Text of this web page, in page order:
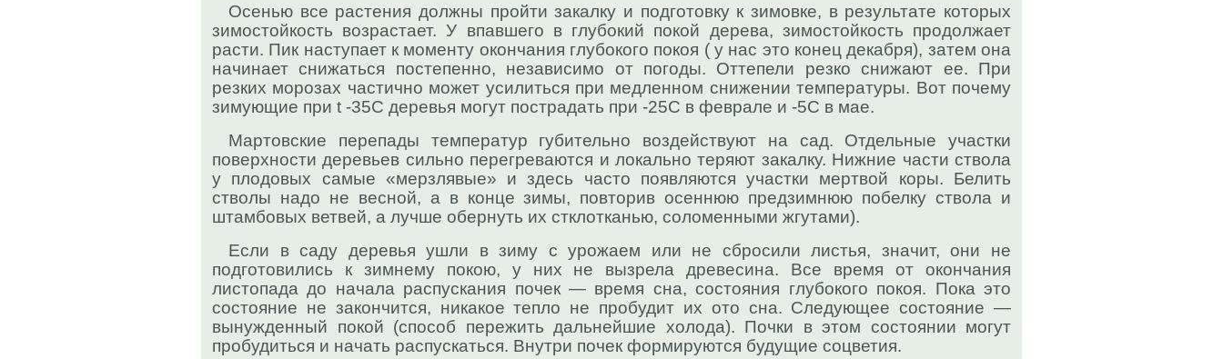
Осенью все растения должны пройти закалку и подготовку к зимовке, в результате которых
зимостойкость возрастает. У впавшего в глубокий покой дерева, зимостойкость продолжает
расти. Пик наступает к моменту окончания глубокого покоя ( у нас это конец декабря), затем она
начинает снижаться постепенно, независимо от погоды. Оттепели резко снижают ее. При
резких морозах частично может усилиться при медленном снижении температуры. Вот почему
зимующие при t -35С деревья могут пострадать при -25С в феврале и -5С в мае.
Мартовские перепады температур губительно воздействуют на сад. Отдельные участки
поверхности деревьев сильно перегреваются и локально теряют закалку. Нижние части ствола
у плодовых самые «мерзлявые» и здесь часто появляются участки мертвой коры. Белить
стволы надо не весной, а в конце зимы, повторив осеннюю предзимнюю побелку ствола и
штамбовых ветвей, а лучше обернуть их стклотканью, соломенными жгутами).
Если в саду деревья ушли в зиму с урожаем или не сбросили листья, значит, они не
подготовились к зимнему покою, у них не вызрела древесина. Все время от окончания
листопада до начала распускания почек — время сна, состояния глубокого покоя. Пока это
состояние не закончится, никакое тепло не пробудит их ото сна. Следующее состояние —
вынужденный покой (способ пережить дальнейшие холода). Почки в этом состоянии могут
пробудиться и начать распускаться. Внутри почек формируются будущие соцветия.